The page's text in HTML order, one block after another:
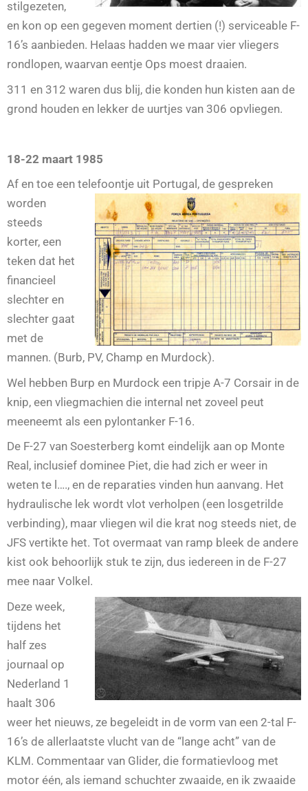
stilgezeten,
en kon op een gegeven moment dertien (!) serviceable F-
16’s aanbieden. Helaas hadden we maar vier vliegers
rondlopen, waarvan eentje Ops moest draaien.
311 en 312 waren dus blij, die konden hun kisten aan de
grond houden en lekker de uurtjes van 306 opvliegen.
18-22 maart 1985
Af en toe een telefoontje uit Portugal, de gespreken
worden
steeds
korter, een
teken dat het
financieel
slechter en
slechter gaat
met de
mannen. (Burb, PV, Champ en Murdock).
Wel hebben Burp en Murdock een tripje A-7 Corsair in de
knip, een vliegmachien die internal net zoveel peut
meeneemt als een pylontanker F-16.
De F-27 van Soesterberg komt eindelijk aan op Monte
Real, inclusief dominee Piet, die had zich er weer in
weten te l…., en de reparaties vinden hun aanvang. Het
hydraulische lek wordt vlot verholpen (een losgetrilde
verbinding), maar vliegen wil die krat nog steeds niet, de
JFS vertikte het. Tot overmaat van ramp bleek de andere
kist ook behoorlijk stuk te zijn, dus iedereen in de F-27
mee naar Volkel.
Deze week,
tijdens het
half zes
journaal op
Nederland 1
haalt 306
weer het nieuws, ze begeleidt in de vorm van een 2-tal F-
16’s de allerlaatste vlucht van de “lange acht” van de
KLM. Commentaar van Glider, die formatievloog met
motor één, als iemand schuchter zwaaide, en ik zwaaide